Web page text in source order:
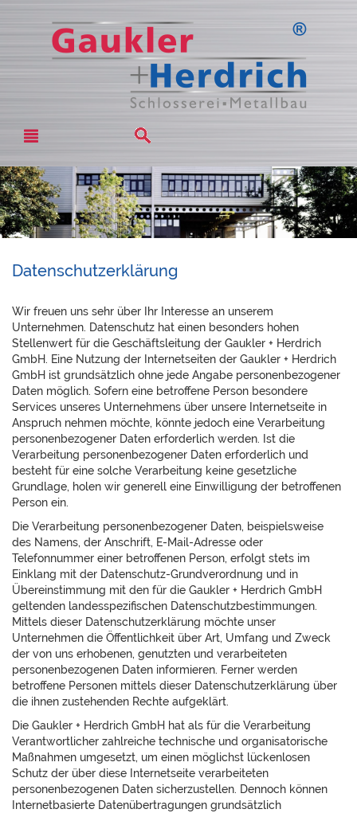
Datenschutzerklärung
Wir freuen uns sehr über Ihr Interesse an unserem
Unternehmen. Datenschutz hat einen besonders hohen
Stellenwert für die Geschäftsleitung der Gaukler + Herdrich
GmbH. Eine Nutzung der Internetseiten der Gaukler + Herdrich
GmbH ist grundsätzlich ohne jede Angabe personenbezogener
Daten möglich. Sofern eine betroffene Person besondere
Services unseres Unternehmens über unsere Internetseite in
Anspruch nehmen möchte, könnte jedoch eine Verarbeitung
personenbezogener Daten erforderlich werden. Ist die
Verarbeitung personenbezogener Daten erforderlich und
besteht für eine solche Verarbeitung keine gesetzliche
Grundlage, holen wir generell eine Einwilligung der betroffenen
Person ein.
Die Verarbeitung personenbezogener Daten, beispielsweise
des Namens, der Anschrift, E-Mail-Adresse oder
Telefonnummer einer betroffenen Person, erfolgt stets im
Einklang mit der Datenschutz-Grundverordnung und in
Übereinstimmung mit den für die Gaukler + Herdrich GmbH
geltenden landesspezifischen Datenschutzbestimmungen.
Mittels dieser Datenschutzerklärung möchte unser
Unternehmen die Öffentlichkeit über Art, Umfang und Zweck
der von uns erhobenen, genutzten und verarbeiteten
personenbezogenen Daten informieren. Ferner werden
betroffene Personen mittels dieser Datenschutzerklärung über
die ihnen zustehenden Rechte aufgeklärt.
Die Gaukler + Herdrich GmbH hat als für die Verarbeitung
Verantwortlicher zahlreiche technische und organisatorische
Maßnahmen umgesetzt, um einen möglichst lückenlosen
Schutz der über diese Internetseite verarbeiteten
personenbezogenen Daten sicherzustellen. Dennoch können
Internetbasierte Datenübertragungen grundsätzlich